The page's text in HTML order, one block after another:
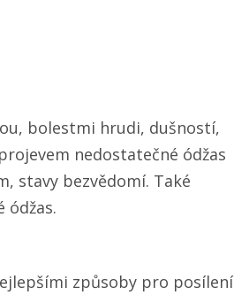
bolestmi hrudi, dušností,
nedostatečné ódžas
stavy bezvědomí. Také
ódžas.
způsoby pro posílení